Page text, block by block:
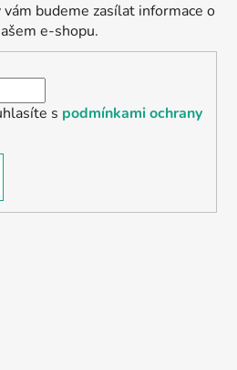
budeme zasílat informace o
e-shopu.
s podmínkami ochrany